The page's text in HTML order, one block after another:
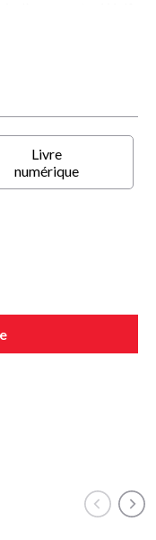
rencontre,
sa
Livre
numérique